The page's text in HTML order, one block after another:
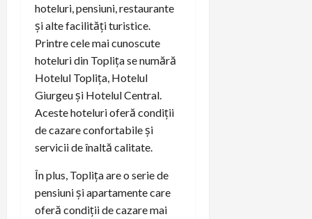
hoteluri, pensiuni, restaurante
și alte facilități turistice.
Printre cele mai cunoscute
hoteluri din Toplița se numără
Hotelul Toplița, Hotelul
Giurgeu și Hotelul Central.
Aceste hoteluri oferă condiții
de cazare confortabile și
servicii de înaltă calitate.
În plus, Toplița are o serie de
pensiuni și apartamente care
oferă condiții de cazare mai